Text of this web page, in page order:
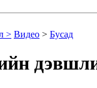
> Видео > Бусад